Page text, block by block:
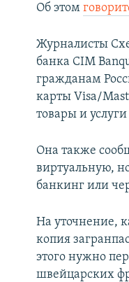
Об этом
Журналисты
банка CIM
гражданам
карты Visa/
товары и
Она также
виртуальную,
банкинг или
На уточнение,
копия
этого нужно
швейцарских